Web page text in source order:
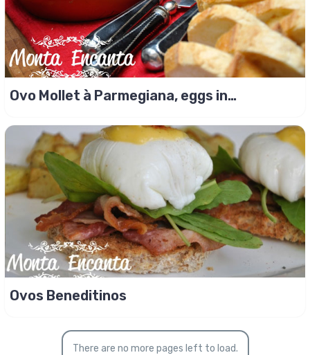
Ovo Mollet à Parmegiana, eggs in
Ovos Beneditinos
There are no more pages left to load.